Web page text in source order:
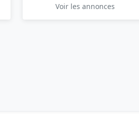
Voir les annonces